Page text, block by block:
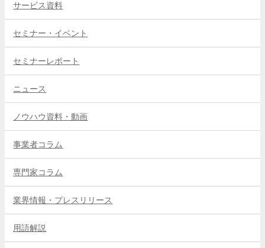
サービス資料
セミナー・イベント
セミナーレポート
ニュース
ノウハウ資料・動画
事業者コラム
専門家コラム
業界情報・プレスリリース
用語解説